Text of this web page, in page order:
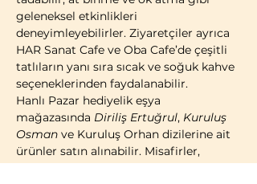
geleneksel etkinlikleri
deneyimleyebilirler. Ziyaretçiler ayrıca
HAR Sanat Cafe ve Oba Cafe’de çeşitli
tatlıların yanı sıra sıcak ve soğuk kahve
seçeneklerinden faydalanabilir.
Hanlı Pazar hediyelik eşya
mağazasında Diriliş Ertuğrul, Kuruluş
Osman ve Kuruluş Orhan dizilerine ait
ürünler satın alınabilir. Misafirler,
geleneksel Türk çadırı konseptinde